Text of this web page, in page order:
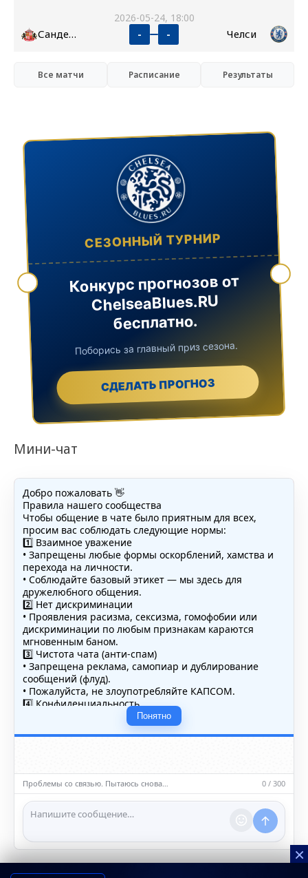
2026-05-24, 18:00
Сандерленд - - Челси
Все матчи Расписание Результаты
СЕЗОННЫЙ ТУРНИР
Конкурс прогнозов от
ChelseaBlues.RU
бесплатно.
Поборись за главный приз сезона.
СДЕЛАТЬ ПРОГНОЗ
Мини-чат
Добро пожаловать 👋
Правила нашего сообщества
Чтобы общение в чате было приятным для всех,
просим вас соблюдать следующие нормы:
1️⃣ Взаимное уважение
• Запрещены любые формы оскорблений, хамства и
перехода на личности.
• Соблюдайте базовый этикет — мы здесь для
дружелюбного общения.
2️⃣ Нет дискриминации
• Проявления расизма, сексизма, гомофобии или
дискриминации по любым признакам караются
мгновенным баном.
3️⃣ Чистота чата (анти-спам)
• Запрещена реклама, самопиар и дублирование
сообщений (флуд).
• Пожалуйста, не злоупотребляйте КАПСОМ.
4️⃣ Конфиденциальность
• Не публикуйте личные данные — свои или чужие
(телефоны, адреса, документы).
5️⃣ Уместность контента
насилию.
ℹ️ Модераторы и администраторы вправе удалять
сообщения и ограничивать доступ к чату при
нарушении правил.
Понятно
Проблемы со связью. Пытаюсь снова… 0 / 300
×